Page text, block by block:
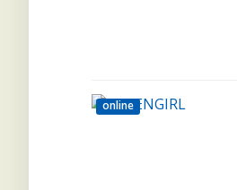
online